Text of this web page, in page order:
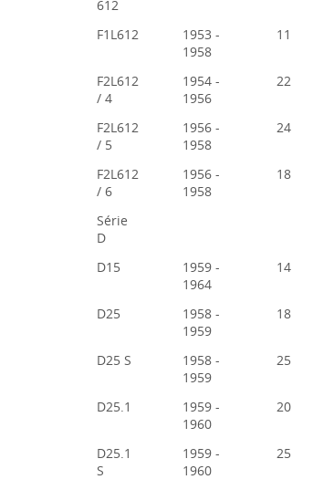
612
F1L612
1953 -
1958
11
F2L612
/ 4
1954 -
1956
22
F2L612
/ 5
1956 -
1958
24
F2L612
/ 6
1956 -
1958
18
Série
D
D15
1959 -
1964
14
D25
1958 -
1959
18
D25 S
1958 -
1959
25
D25.1
1959 -
1960
20
D25.1
S
1959 -
1960
25